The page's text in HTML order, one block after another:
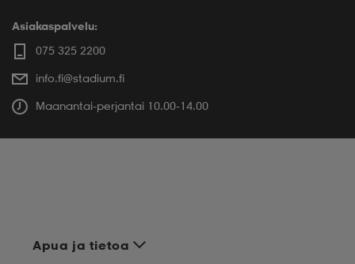
Asiakaspalvelu:
075 325 2200
info.fi@stadium.fi
Maanantai-perjantai 10.00-14.00
Apua ja tietoa